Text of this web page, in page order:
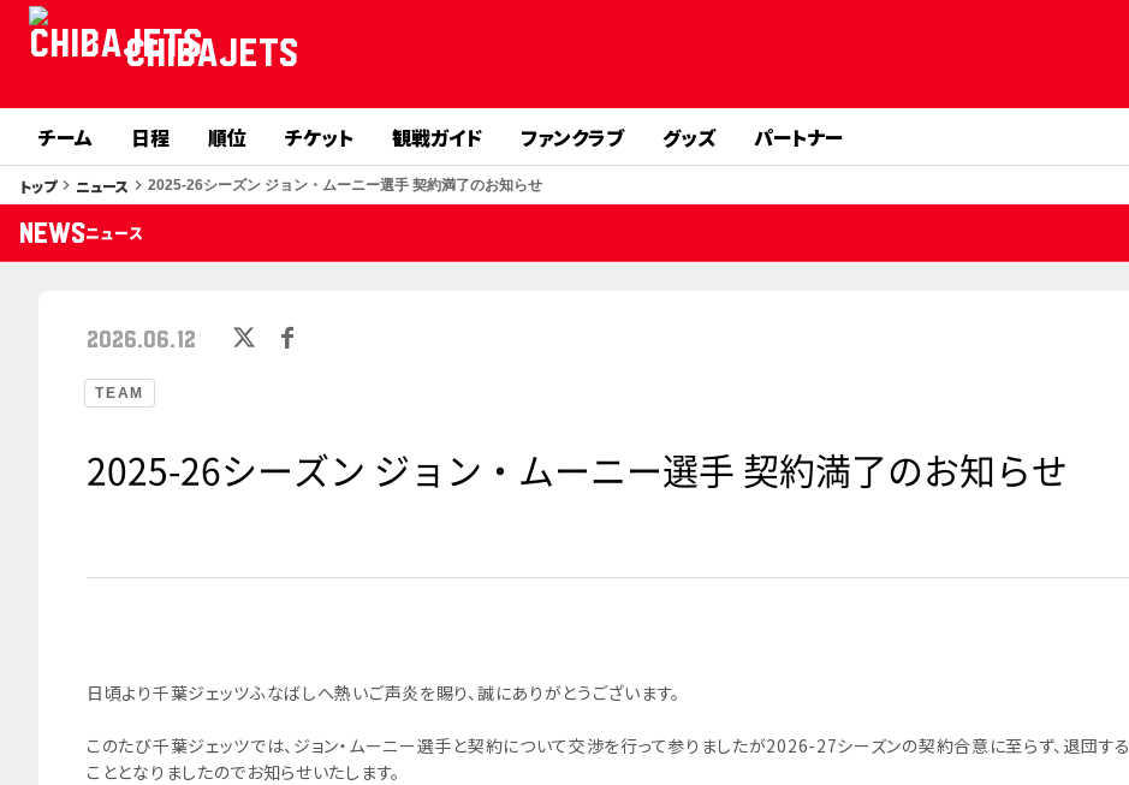
CHIBAJETS
チーム 日程 順位 チケット 観戦ガイド ファンクラブ グッズ パートナー
トップkeyboard_arrow_right ニュース keyboard_arrow_right 2025-26シーズン ジョン・ムーニー選手 契約満了のお知らせ
NEWSニュース
TEAM
2026.06.12
2025-26シーズン ジョン・ムーニー選手 契約満了のお知らせ
日頃より千葉ジェッツふなばしへ熱いご声炎を賜り、誠にありがとうございます。
このたび千葉ジェッツでは、ジョン・ムーニー選手と契約について交渉を行って参りましたが2026-27シーズンの契約合意に至らず、退団する
こととなりましたのでお知らせいたします。